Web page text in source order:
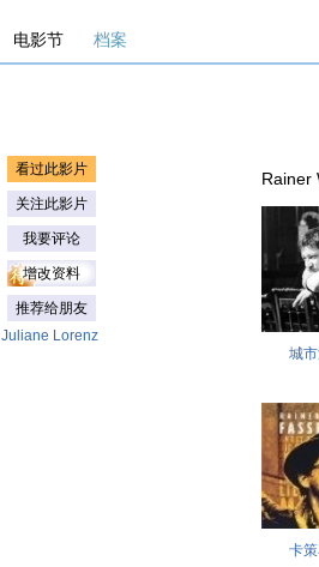
电影节 档案
Juliane Lorenz
看过此影片
关注此影片
我要评论
增改资料
推荐给朋友
Rainer
城
卡